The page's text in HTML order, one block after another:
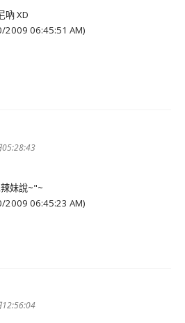
吶 XD
2009 06:45:51 AM)
妹說~"~
2009 06:45:23 AM)